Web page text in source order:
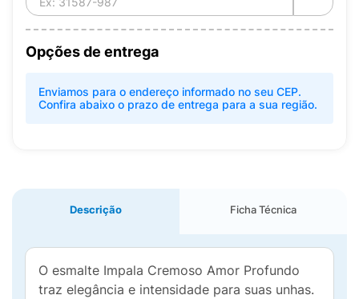
Opções de entrega
Enviamos para o endereço informado no seu CEP.
Confira abaixo o prazo de entrega para a sua região.
Descrição Ficha Técnica
O esmalte Impala Cremoso Amor Profundo
traz elegância e intensidade para suas unhas.